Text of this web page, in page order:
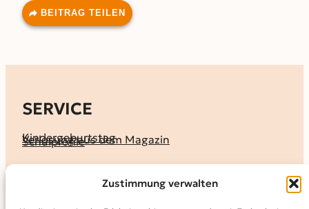
Zustimmung verwalten
BEITRAG TEILEN
SERVICE
Kindergeburtstag
Verlosung aus dem Magazin
Schulprofile
KALENDER